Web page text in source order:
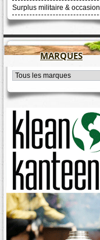
Surplus militaire & occasion
MARQUES